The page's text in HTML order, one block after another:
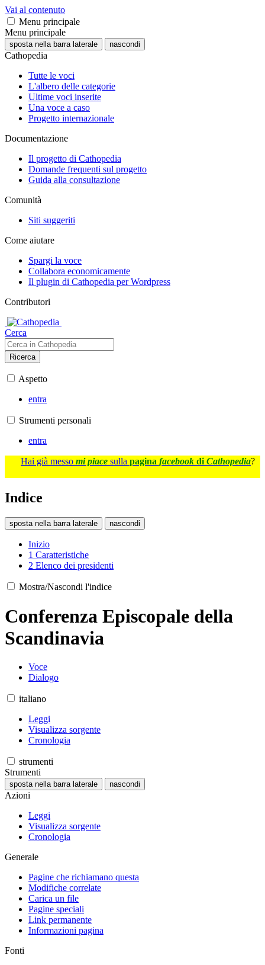
Vai al contenuto
Menu principale
Menu principale
sposta nella barra laterale nascondi
Cathopedia
Tutte le voci
L'albero delle categorie
Ultime voci inserite
Una voce a caso
Progetto internazionale
Documentazione
Il progetto di Cathopedia
Domande frequenti sul progetto
Guida alla consultazione
Comunità
Siti suggeriti
Come aiutare
Spargi la voce
Collabora economicamente
Il plugin di Cathopedia per Wordpress
Contributori
Cerca
Ricerca
Aspetto
entra
Strumenti personali
entra
Hai già messo mi piace sulla pagina facebook di Cathopedia?
Indice
sposta nella barra laterale nascondi
Inizio
1 Caratteristiche
2 Elenco dei presidenti
Mostra/Nascondi l'indice
Conferenza Episcopale della
Scandinavia
Voce
Dialogo
italiano
Leggi
Visualizza sorgente
Cronologia
strumenti
Strumenti
sposta nella barra laterale nascondi
Azioni
Leggi
Visualizza sorgente
Cronologia
Generale
Pagine che richiamano questa
Modifiche correlate
Carica un file
Pagine speciali
Link permanente
Informazioni pagina
Fonti